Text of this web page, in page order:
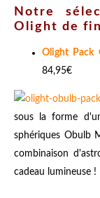
Notre
Olight de
Olight Pack
84,95€
sous la forme
sphériques Obulb
combinaison
cadeau lumineuse !